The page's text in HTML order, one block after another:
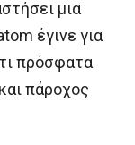
μια
έγινε για
πρόσφατα
πάροχος